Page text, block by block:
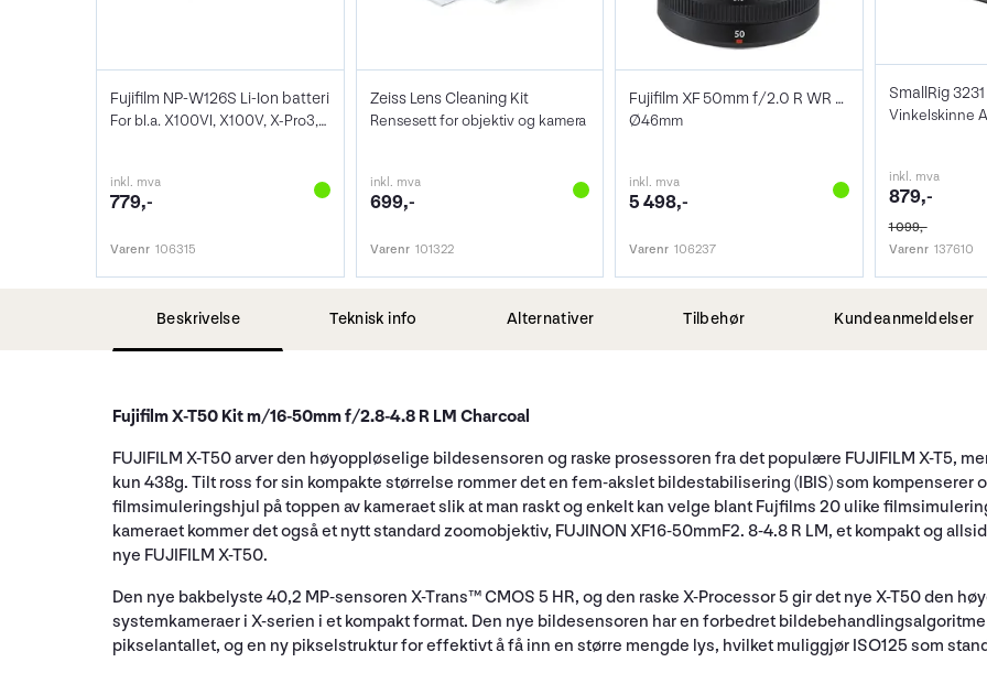
Fujifilm NP-W126S Li-Ion batteri
For bl.a. X100VI, X100V, X-Pro3, X-Half
inkl. mva
779,-
Varenr 106315
Zeiss Lens Cleaning Kit
Rensesett for objektiv og kamera
inkl. mva
699,-
Varenr 101322
Fujifilm XF 50mm f/2.0 R WR Sort
Ø46mm
inkl. mva
5 498,-
Varenr 106237
inkl. mva
879,-
1 099,-
Varenr 137610
Beskrivelse Teknisk info Alternativer Tilbehør Kundeanmeldelser
Fujifilm X-T50 Kit m/16-50mm f/2.8-4.8 R LM Charcoal
FUJIFILM X-T50arver den høyoppløselige bildesensoren og raske prosessoren fra det populære FUJIFILM X-T5,
kun 438g. Tilt ross for sin kompakte størrelse rommer det en fem-akslet bildestabilisering (IBIS) som
filmsimuleringshjul på toppen av kameraet slik at man raskt og enkelt kan velge blant Fujfilms 20 ulike
kameraet kommer det også et nytt standard zoomobjektiv, FUJINON XF16-50mmF2. 8-4.8 R LM, et kompakt og
nye FUJIFILM X-T50.
Den nye bakbelyste 40,2 MP-sensoren X-Trans™ CMOS 5 HR, og den raske X-Processor 5 gir det nye X-T50 den
systemkameraer i X-serien i et kompakt format. Den nye bildesensoren har en forbedret
pikselantallet, og en ny pikselstruktur for effektivt å få inn en større mengde lys, hvilket muliggjør ISO125 som